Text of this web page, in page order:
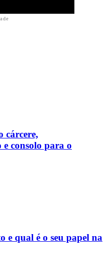
cárcere,
consolo para o
e qual é o seu papel na